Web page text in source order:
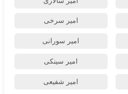
امیر سرخی
امیر سورانی
امیر سینکی
امیر شفیعی